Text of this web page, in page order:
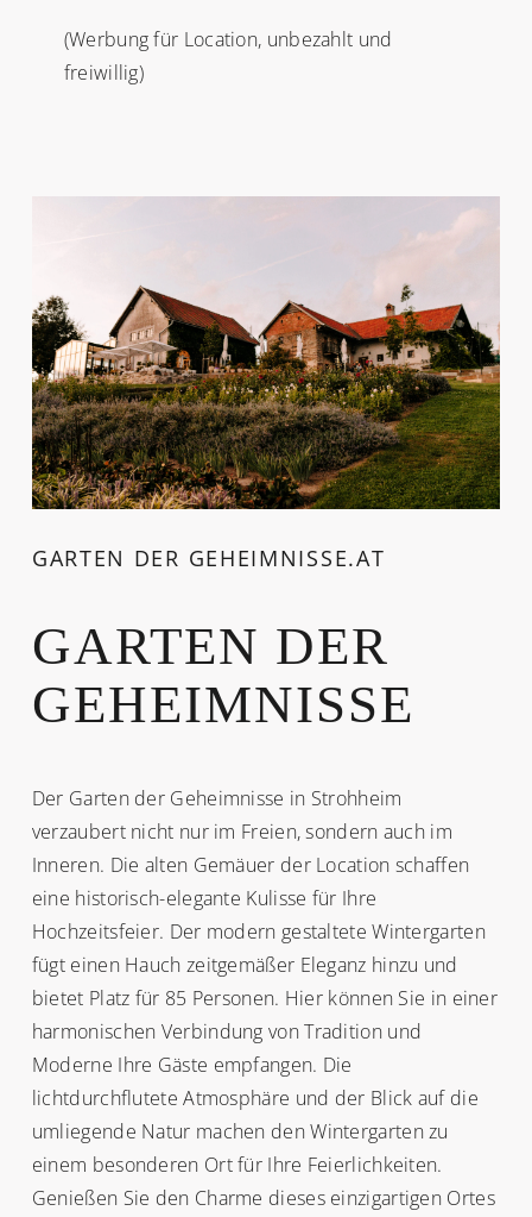
(Werbung für Location, unbezahlt und
freiwillig)
GARTEN DER GEHEIMNISSE.AT
GARTEN DER
GEHEIMNISSE
Der Garten der Geheimnisse in Strohheim
verzaubert nicht nur im Freien, sondern auch im
Inneren. Die alten Gemäuer der Location schaffen
eine historisch-elegante Kulisse für Ihre
Hochzeitsfeier. Der modern gestaltete Wintergarten
fügt einen Hauch zeitgemäßer Eleganz hinzu und
bietet Platz für 85 Personen. Hier können Sie in einer
harmonischen Verbindung von Tradition und
Moderne Ihre Gäste empfangen. Die
lichtdurchflutete Atmosphäre und der Blick auf die
umliegende Natur machen den Wintergarten zu
einem besonderen Ort für Ihre Feierlichkeiten.
Genießen Sie den Charme dieses einzigartigen Ortes